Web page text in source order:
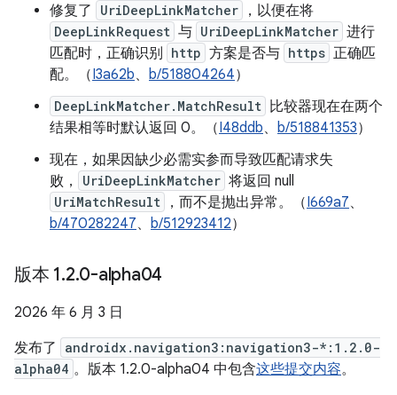
修复了
UriDeepLinkMatcher ，以便在将
DeepLinkRequest 与 UriDeepLinkMatcher 进行
匹配时，正确识别
http 方案是否与 https 正确匹
配。（I3a62b、 b/518804264）
DeepLinkMatcher.MatchResult 比较器现在在两个
结果相等时默认返回 0。（I48ddb、 b/518841353）
现在，如果因缺少必需实参而导致匹配请求失
败，
UriDeepLinkMatcher 将返回 null
UriMatchResult ，而不是抛出异常。（I669a7、
b/470282247、 b/512923412）
版本 1.2.0-alpha04
2026 年 6 月 3 日
发布了
androidx.navigation3:navigation3-*:1.2.0-
alpha04 。版本 1.2.0-alpha04 中包含这些提交内容。